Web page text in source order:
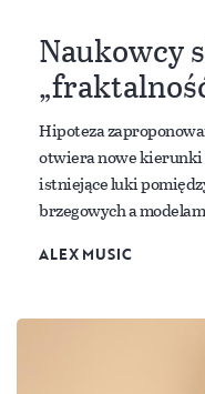
Naukowcy
Hipoteza
otwiera nowe kierunki
istniejące luki
brzegowych a
ALEX MUSIC